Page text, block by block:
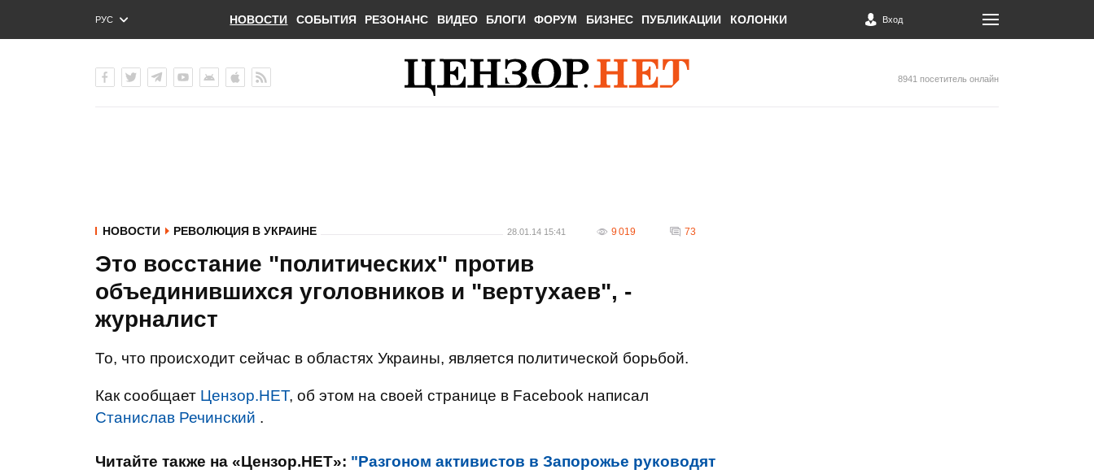
РУС
ENG
НОВОСТИ СОБЫТИЯ РЕЗОНАНС ВИДЕО БЛОГИ ФОРУМ БИЗНЕС ПУБЛИКАЦИИ КОЛОНКИ Вход
8941 посетитель онлайн
НОВОСТИ РЕВОЛЮЦИЯ В УКРАИНЕ 28.01.14 15:41 9 019 73
Это восстание "политических" против
объединившихся уголовников и "вертухаев", -
журналист
То, что происходит сейчас в областях Украины, является политической борьбой.
Как сообщает Цензор.НЕТ, об этом на своей странице в Facebook написал
Станислав Речинский .
Читайте также на «Цензор.НЕТ»: "Разгоном активистов в Запорожье руководят